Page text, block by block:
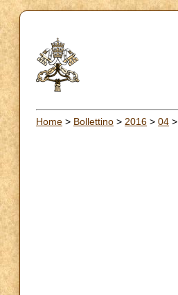
Home > Bollettino > 2016 > 04 >